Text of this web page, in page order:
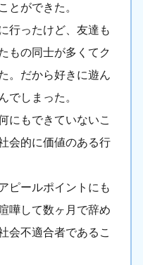
とができた。
行ったけど、友達も
もの同士が多くてク
。だから好きに遊ん
でしまった。
にもできていないこ
会的に価値のある行
ピールポイントにも
嘩して数ヶ月で辞め
会不適合者であるこ